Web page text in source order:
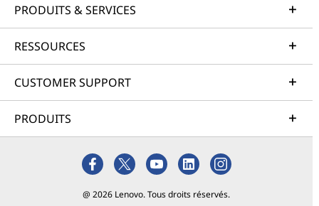
PRODUITS & SERVICES
RESSOURCES
CUSTOMER SUPPORT
PRODUITS
@ 2026 Lenovo. Tous droits réservés.